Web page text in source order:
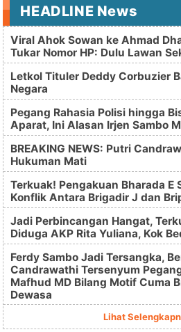
HEADLINE News
Viral Ahok Sowan ke Ahmad
Tukar Nomor HP: Dulu Lawan
Letkol Tituler Deddy Corbuzier
Negara
Pegang Rahasia Polisi hingga
Aparat, Ini Alasan Irjen Sambo
BREAKING NEWS: Putri
Hukuman Mati
Terkuak! Pengakuan Bharada E
Konflik Antara Brigadir J dan
Jadi Perbincangan Hangat,
Diduga AKP Rita Yuliana, Kok
Ferdy Sambo Jadi Tersangka,
Candrawathi Tersenyum
Mafhud MD Bilang Motif Cuma
Dewasa
Lihat